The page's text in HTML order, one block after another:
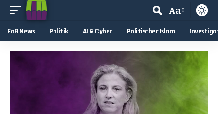
Aa
FoB News Politik AI & Cyber Politischer Islam